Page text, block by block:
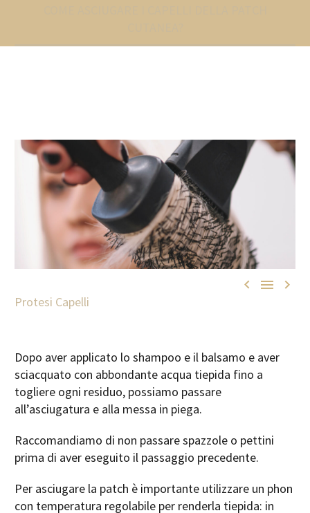
  
Protesi Capelli
Dopo aver applicato lo shampoo e il balsamo e aver
sciacquato con abbondante acqua tiepida fino a
togliere ogni residuo, possiamo passare
all’asciugatura e alla messa in piega.
Raccomandiamo di non passare spazzole o pettini
prima di aver eseguito il passaggio precedente.
Per asciugare la patch è importante utilizzare un phon
con temperatura regolabile per renderla tiepida: in